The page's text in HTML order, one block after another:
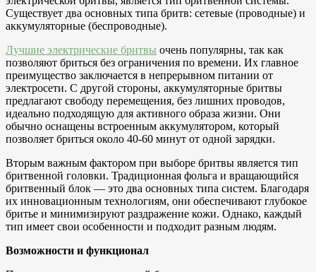
Существует два основных типа бритв: сетевые (проводные) и
аккумуляторные (беспроводные).
Лучшие электрические бритвы очень популярны, так как
позволяют бриться без ограничения по времени. Их главное
преимущество заключается в непрерывном питании от
электросети. С другой стороны, аккумуляторные бритвы
предлагают свободу перемещения, без лишних проводов,
идеально подходящую для активного образа жизни. Они
обычно оснащены встроенным аккумулятором, который
позволяет бриться около 40-60 минут от одной зарядки.
Вторым важным фактором при выборе бритвы является тип
бритвенной головки. Традиционная фольга и вращающийся
бритвенный блок — это два основных типа систем. Благодаря
их инновационным технологиям, они обеспечивают глубокое
бритье и минимизируют раздражение кожи. Однако, каждый
тип имеет свои особенности и подходит разным людям.
Возможности и функционал